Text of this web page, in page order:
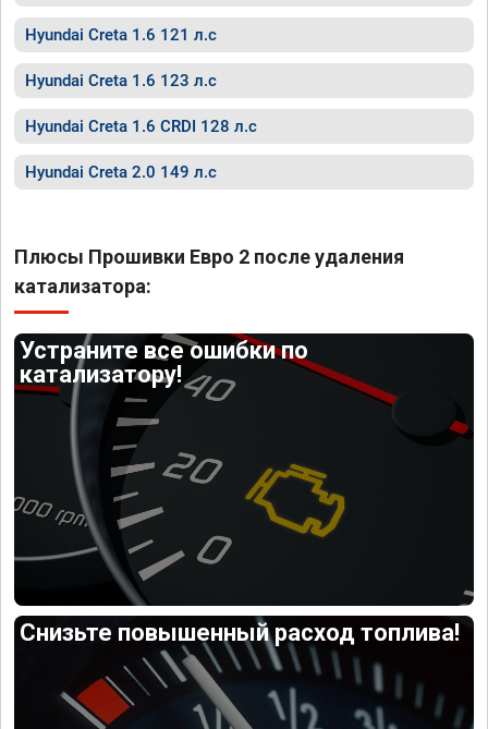
Hyundai Creta 1.6 121 л.с
Hyundai Creta 1.6 123 л.с
Hyundai Creta 1.6 CRDI 128 л.с
Hyundai Creta 2.0 149 л.с
Плюсы Прошивки Евро 2 после удаления
катализатора:
Устраните все ошибки по
катализатору!
Снизьте повышенный расход топлива!